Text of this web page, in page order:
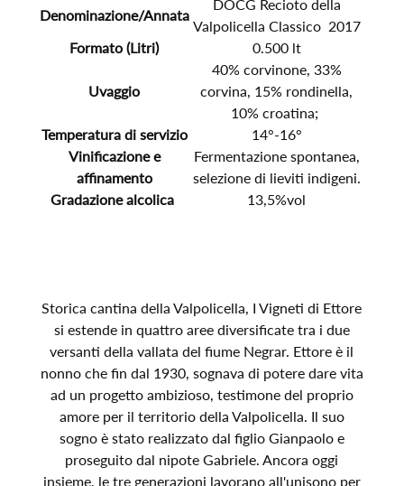
Denominazione/Annata
DOCG Recioto della
Valpolicella Classico 2017
Formato (Litri)
0.500 lt
Uvaggio
40% corvinone, 33%
corvina, 15% rondinella,
10% croatina;
Temperatura di servizio
14°-16°
Vinificazione e
affinamento
Fermentazione spontanea,
selezione di lieviti indigeni.
Gradazione alcolica
13,5%vol
Storica cantina della Valpolicella, I Vigneti di Ettore
si estende in quattro aree diversificate tra i due
versanti della vallata del fiume Negrar. Ettore è il
nonno che fin dal 1930, sognava di potere dare vita
ad un progetto ambizioso, testimone del proprio
amore per il territorio della Valpolicella. Il suo
sogno è stato realizzato dal figlio Gianpaolo e
proseguito dal nipote Gabriele. Ancora oggi
insieme, le tre generazioni lavorano all'unisono per